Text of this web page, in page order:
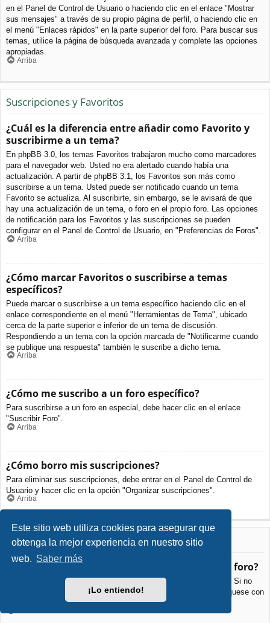
Este sitio web utiliza cookies para asegurar que
obtenga la mejor experiencia en nuestro sitio
web. Saber más
¡Lo entiendo!
en el Panel de Control de Usuario o haciendo clic en el enlace "Mostrar
sus mensajes" a través de su propio página de perfil, o haciendo clic en
el menú "Enlaces rápidos" en la parte superior del foro. Para buscar sus
temas, utilice la página de búsqueda avanzada y complete las opciones
apropiadas.
Arriba
Suscripciones y Favoritos
¿Cuál es la diferencia entre añadir como Favorito y
suscribirme a un tema?
En phpBB 3.0, los temas Favoritos trabajaron mucho como marcadores
para el navegador web. Usted no era alertado cuando había una
actualización. A partir de phpBB 3.1, los Favoritos son más como
suscribirse a un tema. Usted puede ser notificado cuando un tema
Favorito se actualiza. Al suscribirte, sin embargo, se le avisará de que
hay una actualización de un tema, o foro en el propio foro. Las opciones
de notificación para los Favoritos y las suscripciones se pueden
configurar en el Panel de Control de Usuario, en "Preferencias de Foros".
Arriba
¿Cómo marcar Favoritos o suscribirse a temas
específicos?
Puede marcar o suscribirse a un tema específico haciendo clic en el
enlace correspondiente en el menú "Herramientas de Tema", ubicado
cerca de la parte superior e inferior de un tema de discusión.
Respondiendo a un tema con la opción marcada de "Notificarme cuando
se publique una respuesta" también le suscribe a dicho tema.
Arriba
¿Cómo me suscribo a un foro específico?
Para suscribirse a un foro en especial, debe hacer clic en el enlace
"Suscribir Foro".
Arriba
¿Cómo borro mis suscripciones?
Para eliminar sus suscripciones, debe entrar en el Panel de Control de
Usuario y hacer clic en la opción "Organizar suscripciones".
Arriba
Archivos Adjuntos
¿Qué archivos adjuntos son permitidos en este foro?
Cada foro puede permitir o no ciertos tipos de archivos adjuntos. Si no
está seguro de que tipos de archivos se pueden cargar, comuníquese con
La Administración para obtener más información.